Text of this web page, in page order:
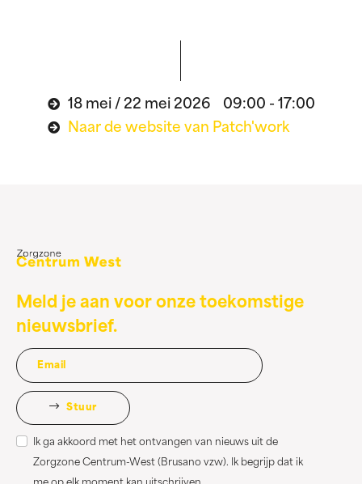
18 mei / 22 mei 2026 09:00 - 17:00
Naar de website van Patch'work
Meld je aan voor onze toekomstige
nieuwsbrief.
Stuur
Ik ga akkoord met het ontvangen van nieuws uit de
Zorgzone Centrum-West (Brusano vzw). Ik begrijp dat ik